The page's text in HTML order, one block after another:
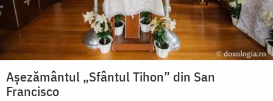
Așezământul „Sfântul Tihon” din San
Francisco